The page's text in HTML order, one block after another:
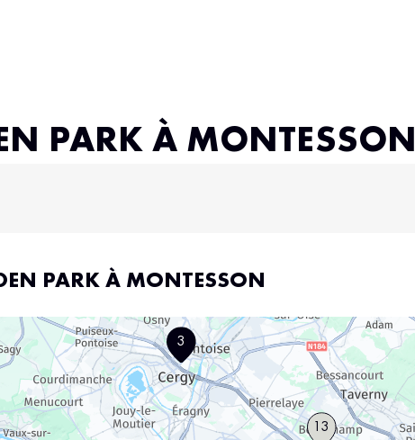
PARK À MONTESSON
PARK À MONTESSON
3
13